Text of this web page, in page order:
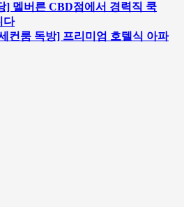
] 멜버른 CBD점에서 경력직 쿡
다
컨룸 독방] 프리미엄 호텔식 아파